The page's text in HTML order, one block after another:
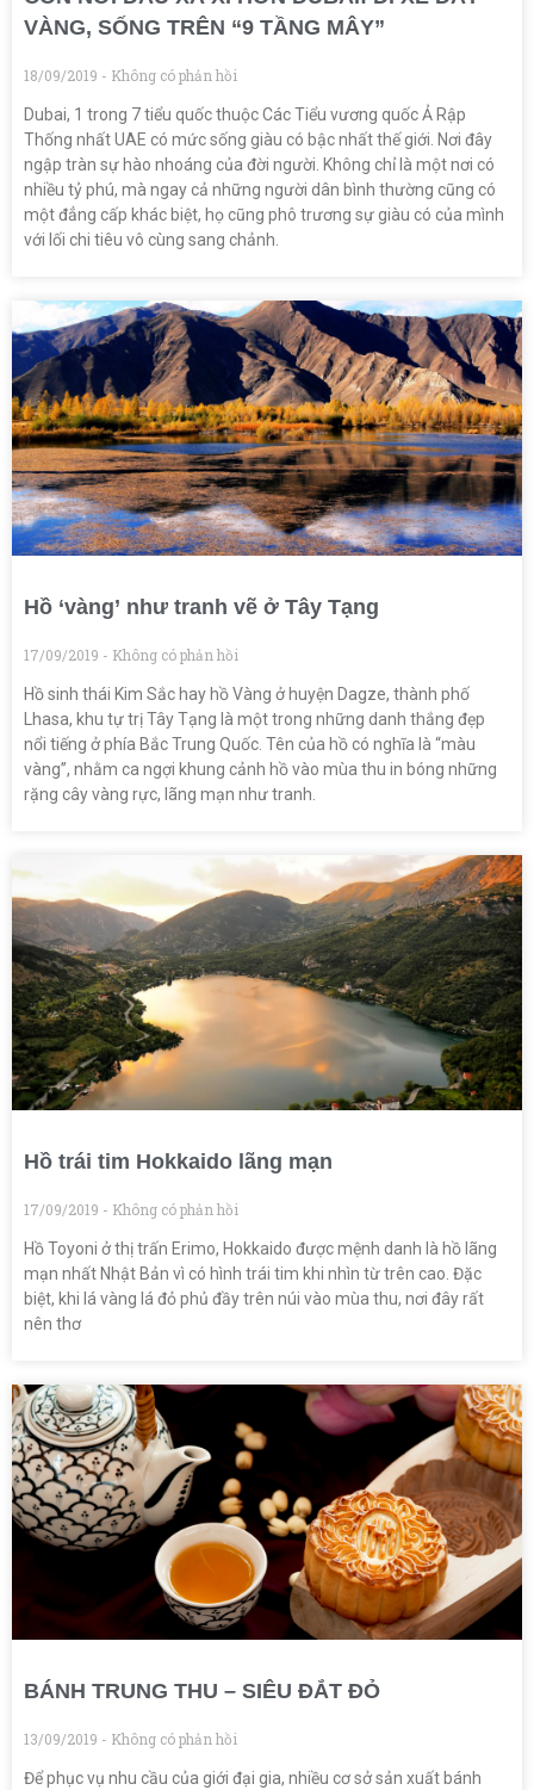
VÀNG, SỐNG TRÊN “9 TẦNG MÂY”
18/09/2019 Không có phản hồi
Dubai, 1 trong 7 tiểu quốc thuộc Các Tiểu vương quốc Ả Rập
Thống nhất UAE có mức sống giàu có bậc nhất thế giới. Nơi đây
ngập tràn sự hào nhoáng của đời người. Không chỉ là một nơi có
nhiều tỷ phú, mà ngay cả những người dân bình thường cũng có
một đẳng cấp khác biệt, họ cũng phô trương sự giàu có của mình
với lối chi tiêu vô cùng sang chảnh.
Hồ ‘vàng’ như tranh vẽ ở Tây Tạng
17/09/2019 Không có phản hồi
Hồ sinh thái Kim Sắc hay hồ Vàng ở huyện Dagze, thành phố
Lhasa, khu tự trị Tây Tạng là một trong những danh thắng đẹp
nổi tiếng ở phía Bắc Trung Quốc. Tên của hồ có nghĩa là “màu
vàng”, nhằm ca ngợi khung cảnh hồ vào mùa thu in bóng những
rặng cây vàng rực, lãng mạn như tranh.
Hồ trái tim Hokkaido lãng mạn
17/09/2019 Không có phản hồi
Hồ Toyoni ở thị trấn Erimo, Hokkaido được mệnh danh là hồ lãng
mạn nhất Nhật Bản vì có hình trái tim khi nhìn từ trên cao. Đặc
biệt, khi lá vàng lá đỏ phủ đầy trên núi vào mùa thu, nơi đây rất
nên thơ
BÁNH TRUNG THU – SIÊU ĐẮT ĐỎ
13/09/2019 Không có phản hồi
Để phục vụ nhu cầu của giới đại gia, nhiều cơ sở sản xuất bánh